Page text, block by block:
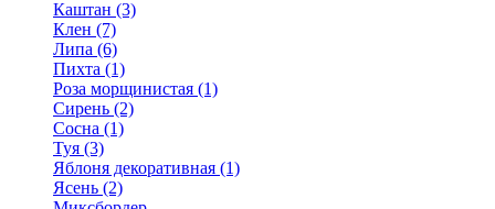
Каштан (3)
Клен (7)
Липа (6)
Пихта (1)
Роза морщинистая (1)
Сирень (2)
Сосна (1)
Туя (3)
Яблоня декоративная (1)
Ясень (2)